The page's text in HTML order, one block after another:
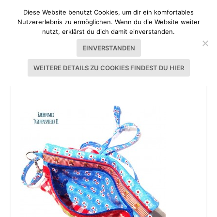
TASCHENSPIELER CLUTCH DIRNDL
Diese Website benutzt Cookies, um dir ein komfortables
Nutzererlebnis zu ermöglichen. Wenn du die Website weiter
nutzt, erklärst du dich damit einverstanden.
EINVERSTANDEN
WEITERE DETAILS ZU COOKIES FINDEST DU HIER